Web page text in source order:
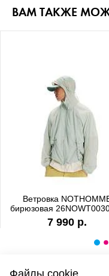
ВАМ ТАКЖЕ
Ветровка
бирюзовая
7 990 р.
Файлы cookie